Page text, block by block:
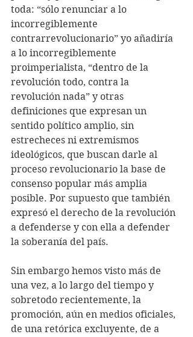
toda: “sólo renunciar a lo
incorregiblemente
contrarrevolucionario” yo añadiría
a lo incorregiblemente
proimperialista, “dentro de la
revolución todo, contra la
revolución nada” y otras
definiciones que expresan un
sentido político amplio, sin
estrecheces ni extremismos
ideológicos, que buscan darle al
proceso revolucionario la base de
consenso popular más amplia
posible. Por supuesto que también
expresó el derecho de la revolución
a defenderse y con ella a defender
la soberanía del país.
Sin embargo hemos visto más de
una vez, a lo largo del tiempo y
sobretodo recientemente, la
promoción, aún en medios oficiales,
de una retórica excluyente, de a